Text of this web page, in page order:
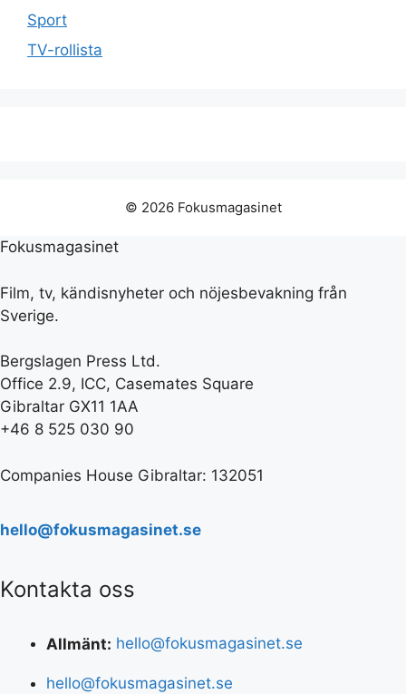
Sport
TV-rollista
© 2026 Fokusmagasinet
Fokusmagasinet
Film, tv, kändisnyheter och nöjesbevakning från
Sverige.
Bergslagen Press Ltd.
Office 2.9, ICC, Casemates Square
Gibraltar GX11 1AA
+46 8 525 030 90
Companies House Gibraltar: 132051
hello@fokusmagasinet.se
Kontakta oss
Allmänt: hello@fokusmagasinet.se
hello@fokusmagasinet.se